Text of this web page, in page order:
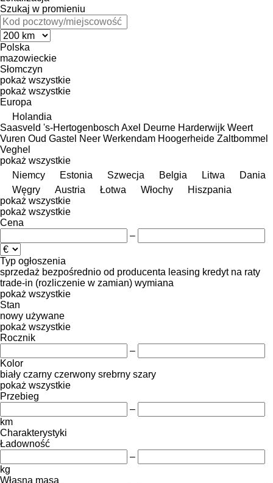
Szukaj w promieniu
Polska
mazowieckie
Słomczyn
pokaż wszystkie
pokaż wszystkie
Europa
Holandia
Saasveld 's-Hertogenbosch Axel Deurne Harderwijk Weert
Vuren Oud Gastel Neer Werkendam Hoogerheide Zaltbommel
Veghel
pokaż wszystkie
Niemcy
Estonia Szwecja Belgia Litwa
Dania
Węgry
Austria Łotwa Włochy
Hiszpania
pokaż wszystkie
pokaż wszystkie
Cena
–
Typ ogłoszenia
sprzedaż bezpośrednio od producenta leasing kredyt na raty
trade-in (rozliczenie w zamian) wymiana
pokaż wszystkie
Stan
nowy używane
pokaż wszystkie
Rocznik
–
Kolor
biały czarny czerwony srebrny szary
pokaż wszystkie
Przebieg
–
km
Charakterystyki
Ładowność
–
kg
Własna masa